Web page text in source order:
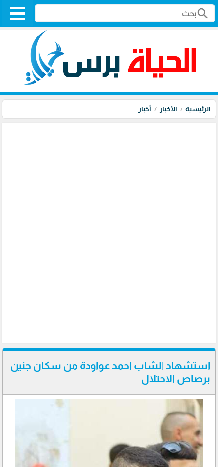
search
الرئيسية الأخبار أخبار
استشهاد الشاب احمد عواودة من سكان جنين
برصاص الاحتلال